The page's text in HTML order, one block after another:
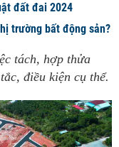
đất đai 2024
trường bất động sản?
tách, hợp thửa
điều kiện cụ thể.